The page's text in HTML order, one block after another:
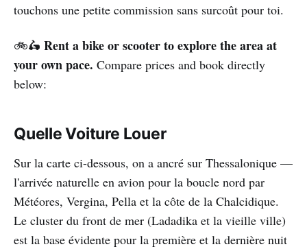
touchons une petite commission sans surcoût pour toi.
🚲🛵 Rent a bike or scooter to explore the area at
your own pace. Compare prices and book directly
below:
Quelle Voiture Louer
Sur la carte ci-dessous, on a ancré sur Thessalonique —
l'arrivée naturelle en avion pour la boucle nord par
Météores, Vergina, Pella et la côte de la Chalcidique.
Le cluster du front de mer (Ladadika et la vieille ville)
est la base évidente pour la première et la dernière nuit